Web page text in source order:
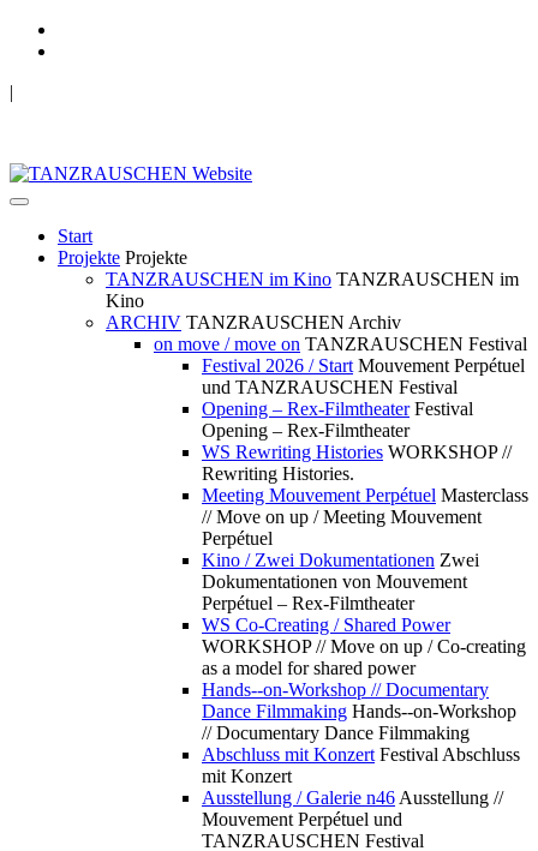
|
Start
Projekte Projekte
TANZRAUSCHEN im Kino TANZRAUSCHEN im
Kino
ARCHIV TANZRAUSCHEN Archiv
on move / move on TANZRAUSCHEN Festival
Festival 2026 / Start Mouvement Perpétuel
und TANZRAUSCHEN Festival
Opening – Rex-Filmtheater Festival
Opening – Rex-Filmtheater
WS Rewriting Histories WORKSHOP //
Rewriting Histories.
Meeting Mouvement Perpétuel Masterclass
// Move on up / Meeting Mouvement
Perpétuel
Kino / Zwei Dokumentationen Zwei
Dokumentationen von Mouvement
Perpétuel – Rex-Filmtheater
WS Co-Creating / Shared Power
WORKSHOP // Move on up / Co-creating
as a model for shared power
Hands--on-Workshop // Documentary
Dance Filmmaking Hands--on-Workshop
// Documentary Dance Filmmaking
Abschluss mit Konzert Festival Abschluss
mit Konzert
Ausstellung / Galerie n46 Ausstellung //
Mouvement Perpétuel und
TANZRAUSCHEN Festival